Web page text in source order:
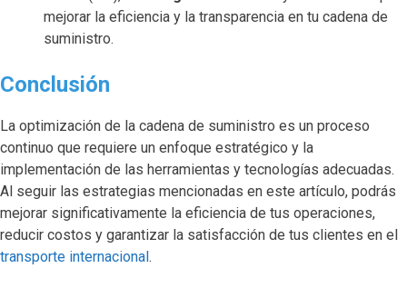
mejorar la eficiencia y la transparencia en tu cadena de
suministro.
Conclusión
La optimización de la cadena de suministro es un proceso
continuo que requiere un enfoque estratégico y la
implementación de las herramientas y tecnologías adecuadas.
Al seguir las estrategias mencionadas en este artículo, podrás
mejorar significativamente la eficiencia de tus operaciones,
reducir costos y garantizar la satisfacción de tus clientes en el
transporte internacional.